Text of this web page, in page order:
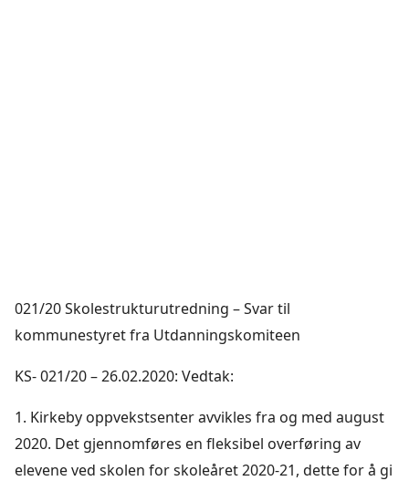
021/20 Skolestrukturutredning – Svar til
kommunestyret fra Utdanningskomiteen
KS- 021/20 – 26.02.2020: Vedtak:
1. Kirkeby oppvekstsenter avvikles fra og med august
2020. Det gjennomføres en fleksibel overføring av
elevene ved skolen for skoleåret 2020-21, dette for å gi